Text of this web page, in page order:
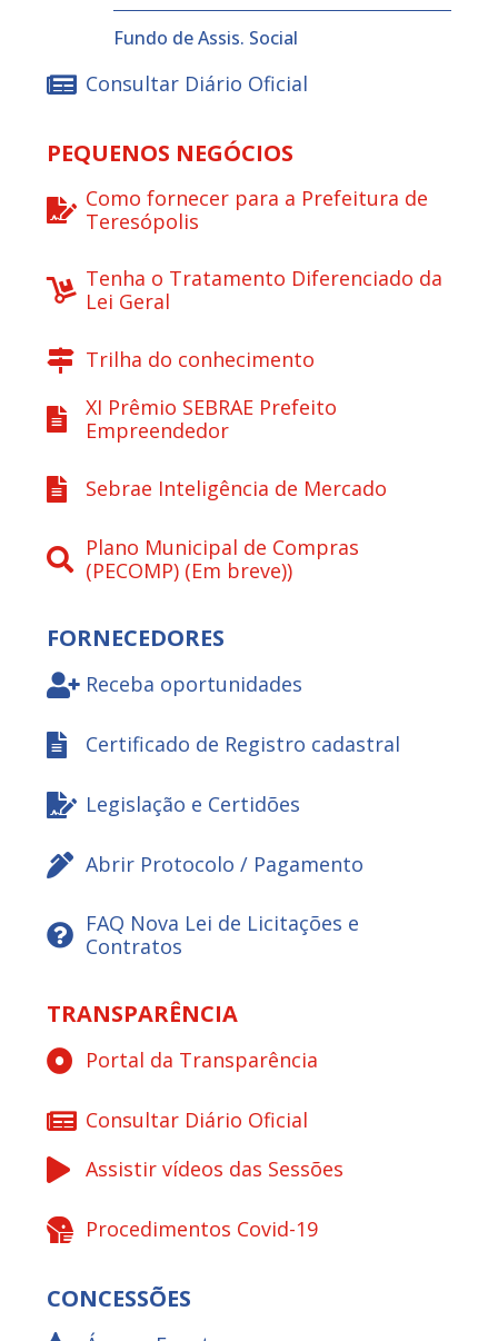
Fundo de Assis. Social
Consultar Diário Oficial
PEQUENOS NEGÓCIOS
Como fornecer para a Prefeitura de
Teresópolis
Tenha o Tratamento Diferenciado da
Lei Geral
Trilha do conhecimento
XI Prêmio SEBRAE Prefeito
Empreendedor
Sebrae Inteligência de Mercado
Plano Municipal de Compras
(PECOMP) (Em breve))
FORNECEDORES
Receba oportunidades
Certificado de Registro cadastral
Legislação e Certidões
Abrir Protocolo / Pagamento
FAQ Nova Lei de Licitações e
Contratos
TRANSPARÊNCIA
Portal da Transparência
Consultar Diário Oficial
Assistir vídeos das Sessões
Procedimentos Covid-19
CONCESSÕES